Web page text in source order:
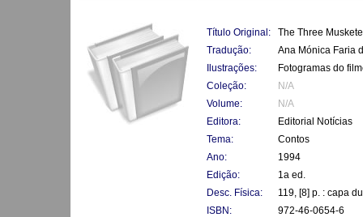
Título Original:
The Three
Tradução:
Ana Mónica Faria
Ilustrações:
Fotogramas do
Coleção:
N/A
Volume:
N/A
Editora:
Editorial Notícias
Tema:
Contos
Ano:
1994
Edição:
1a ed.
Desc. Física:
119, [8] p. : capa
ISBN:
972-46-0654-6